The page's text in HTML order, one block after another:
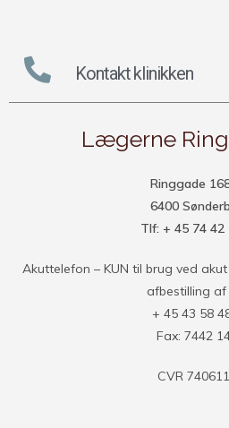
Kontakt klinikken
Lægerne
Ringgade
6400
Tlf: + 45 74 42
Akuttelefon – KUN til brug ved
afbestilling af
+ 45 43 58
Fax: 7442
CVR